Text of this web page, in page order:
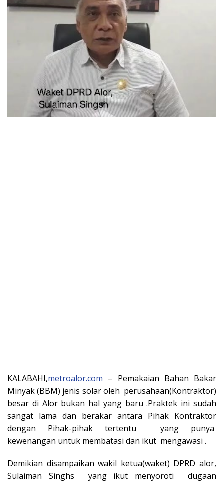
KALABAHI,metroalor.com – Pemakaian Bahan Bakar
Minyak (BBM) jenis solar oleh perusahaan(Kontraktor)
besar di Alor bukan hal yang baru .Praktek ini sudah
sangat lama dan berakar antara Pihak Kontraktor
dengan Pihak-pihak tertentu yang punya
kewenangan untuk membatasi dan ikut mengawasi .
Demikian disampaikan wakil ketua(waket) DPRD alor,
Sulaiman Singhs yang ikut menyoroti dugaan